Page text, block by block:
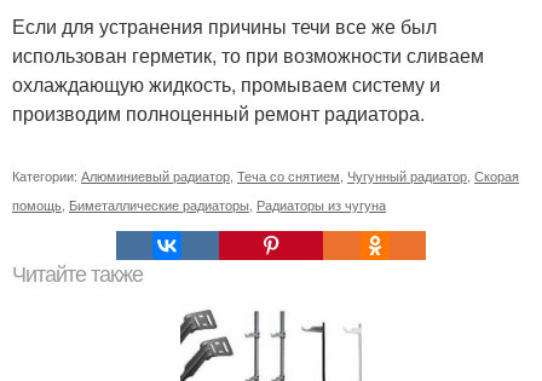
Если для устранения причины течи все же был
использован герметик, то при возможности сливаем
охлаждающую жидкость, промываем систему и
производим полноценный ремонт радиатора.
Категории: Алюминиевый радиатор Теча со снятием Чугунный радиатор Скорая
помощь Биметаллические радиаторы Радиаторы из чугуна
Читайте также